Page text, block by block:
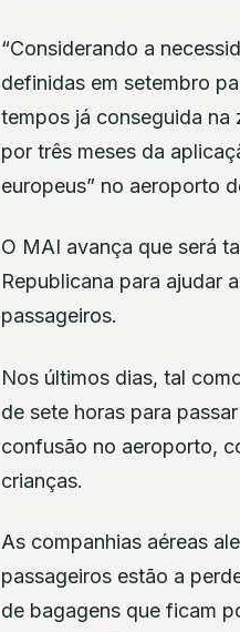
“Considerando a
definidas em setembro
tempos já conseguida na
por três meses da
europeus” no aeroporto
O MAI avança que será
Republicana para ajudar
passageiros.
Nos últimos dias, tal
de sete horas para
confusão no aeroporto,
crianças.
As companhias aéreas
passageiros estão a
de bagagens que ficam